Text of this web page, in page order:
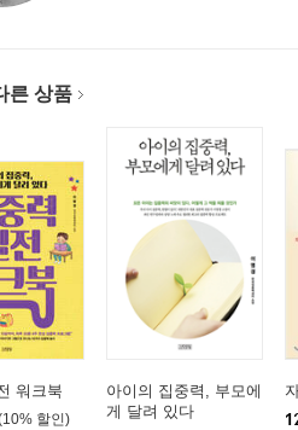
습전략
그램 효과
실제
절차
절차
대한 적용 예
한 이해
대한 상담 실제
른 상품
워크북
할인)
아이의 집중력, 부모에
게 달려 있다